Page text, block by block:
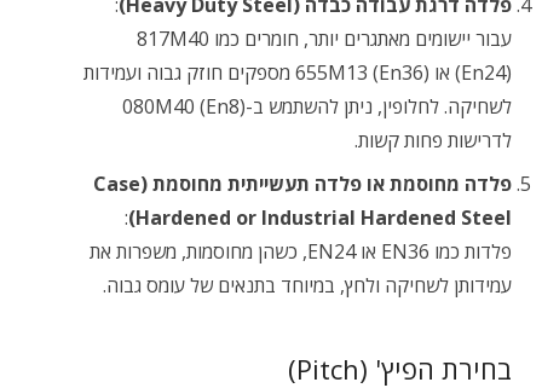
עבור יישומים מאתגרים יותר, חומרים כמו 817M40
(En24) או 655M13 (En36) מספקים חוזק גבוה ועמידות
לשחיקה. לחלופין, ניתן להשתמש ב-080M40 (En8)
לדרישות פחות קשות.
פלדה מחוסמת או פלדה תעשייתית מחוסמת (Case
Hardened or Industrial Hardened Steel)
:
פלדות כמו EN36 או EN24, כשהן מחוסמות, משפרות את
עמידותן לשחיקה ולחץ, במיוחד בתנאים של עומס גבוה.
בחירת הפיץ' (Pitch)